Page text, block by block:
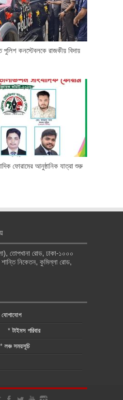
পুলিশ কনস্টেবলকে রাজকীয় বিদায়
ফোরামের আনুষ্ঠানিক যাত্রা শুরু
তোপখানা রোড, ঢাকা-১০০০
নিকেতন, কুমিল্লা রোড,
যোগাযোগ
টাইমস পরিবার
লঞ্চ সময়সূচি